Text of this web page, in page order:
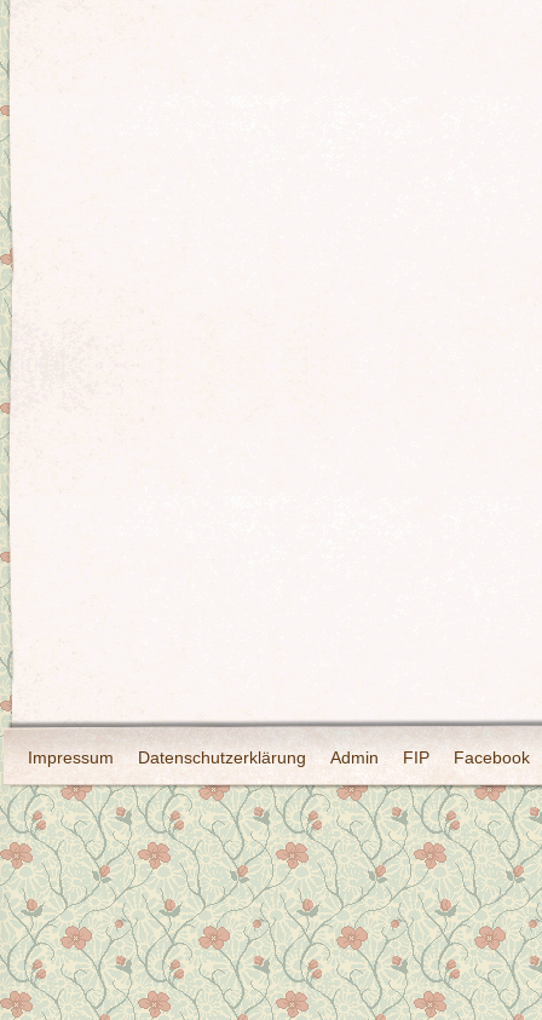
Impressum Datenschutzerklärung Admin FIP Facebook